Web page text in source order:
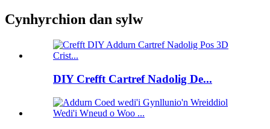
Cynhyrchion dan sylw
DIY Crefft Cartref Nadolig De...